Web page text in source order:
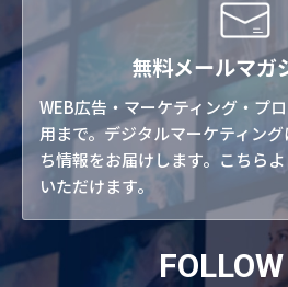
無料メールマガ
WEB広告・マーケティング・プ
用まで。デジタルマーケティン
ち情報をお届けします。こちら
いただけます。